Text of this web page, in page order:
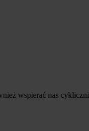
wspierać nas